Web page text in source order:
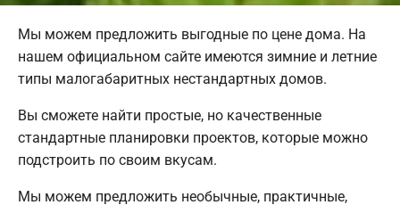
Мы можем предложить выгодные по цене дома. На
нашем официальном сайте имеются зимние и летние
типы малогабаритных нестандартных домов.
Вы сможете найти простые, но качественные
стандартные планировки проектов, которые можно
подстроить по своим вкусам.
Мы можем предложить необычные, практичные,